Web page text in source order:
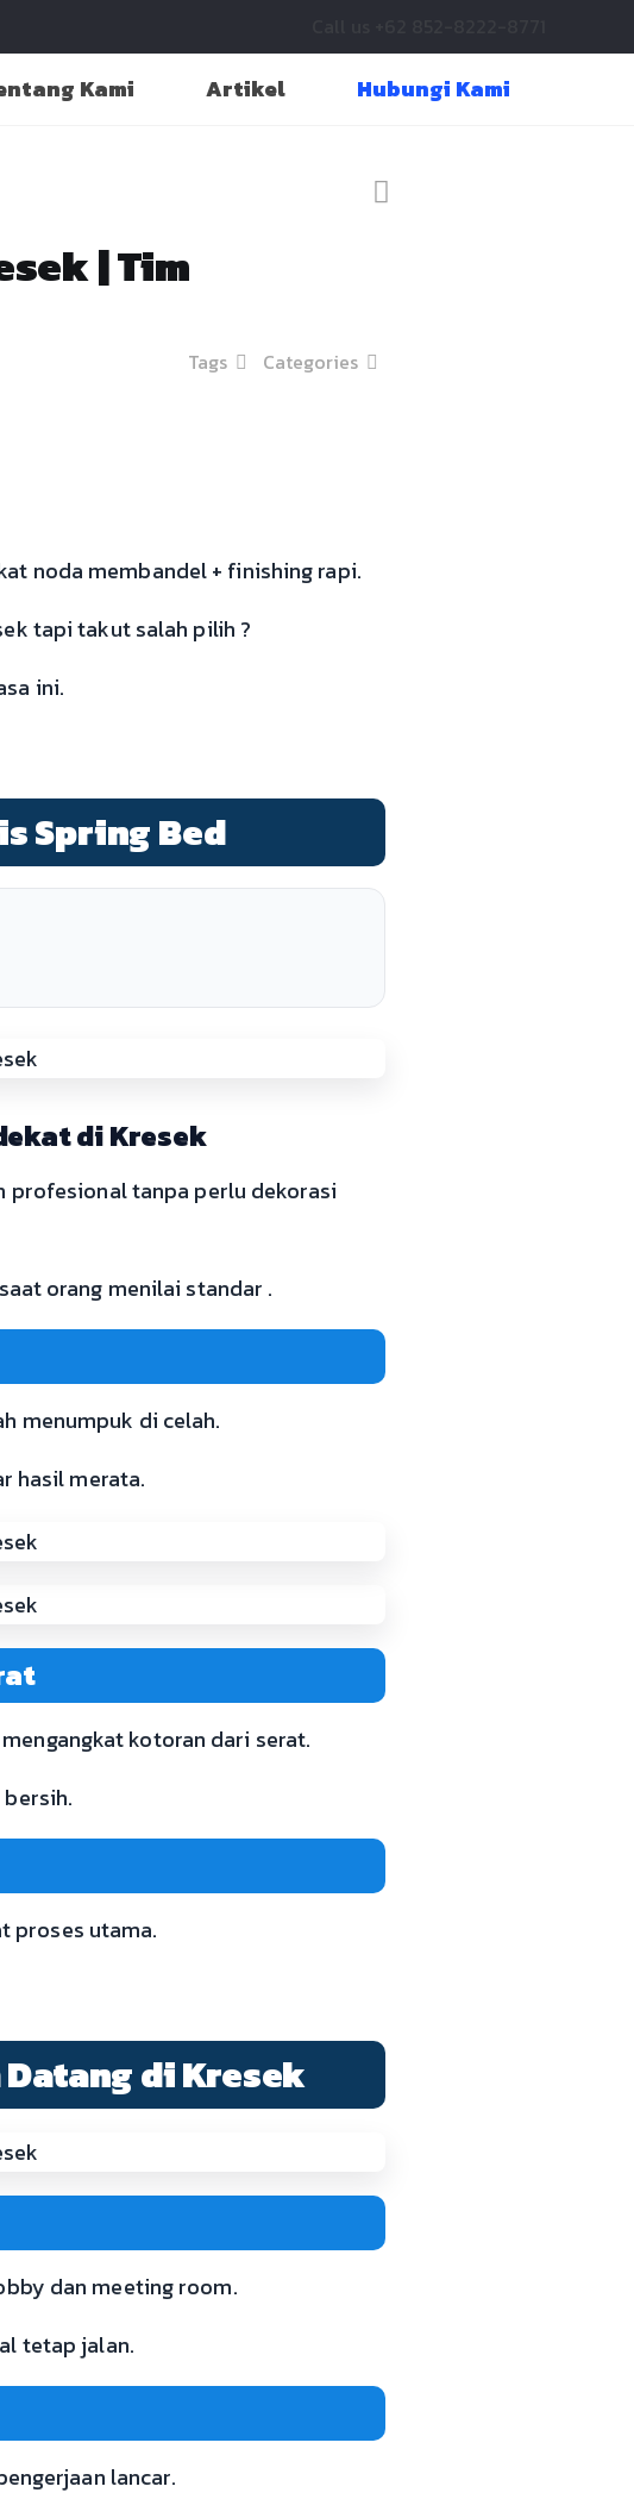
Kami Artikel Hubungi Kami
| Tim
Categories
Tags
noda membandel + finishing rapi.
tapi takut salah pilih ?
ini.
Spring Bed
di Kresek
profesional tanpa perlu dekorasi
orang menilai standar .
menumpuk di celah.
hasil merata.
kotoran dari serat.
proses utama.
di Kresek
dan meeting room.
tetap jalan.
lancar.